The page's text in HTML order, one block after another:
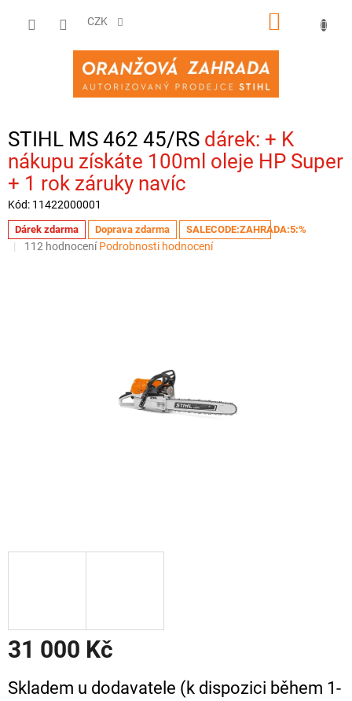
CZK
NÁKUPNÍ
STIHL MS 462 45/RS
+ K
nákupu získáte 100ml oleje HP Super
+ 1 rok záruky navíc
Kód: 11422000001
Dárek zdarma Doprava zdarma SALECODE:ZAHRADA:5:%
Průměrné
112 hodnocení Podrobnosti hodnocení
31 000 Kč
cena:
Skladem u dodavatele (k dispozici během 1-